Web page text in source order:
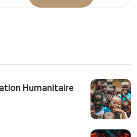
Humanitaire